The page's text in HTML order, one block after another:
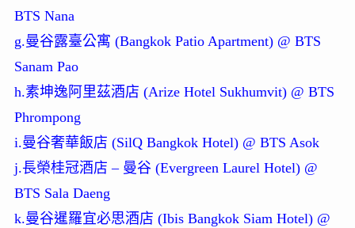
BTS Nana
g.曼谷露臺公寓 (Bangkok Patio Apartment) @ BTS
Sanam Pao
h.素坤逸阿里茲酒店 (Arize Hotel Sukhumvit) @ BTS
Phrompong
i.曼谷奢華飯店 (SilQ Bangkok Hotel) @ BTS Asok
j.長榮桂冠酒店 – 曼谷 (Evergreen Laurel Hotel) @
BTS Sala Daeng
k.曼谷暹羅宜必思酒店 (Ibis Bangkok Siam Hotel) @